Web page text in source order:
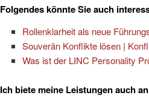
Folgendes könnte Sie auch
Rollenklarheit als neue
Souverän Konflikte lösen |
Was ist der LINC Personality
Ich biete meine Leistungen auch